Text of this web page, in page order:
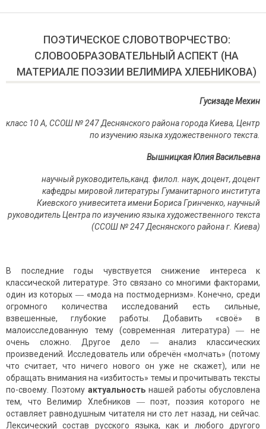
ПОЭТИЧЕСКОЕ СЛОВОТВОРЧЕСТВО:
СЛОВООБРАЗОВАТЕЛЬНЫЙ АСПЕКТ (НА
МАТЕРИАЛЕ ПОЭЗИИ ВЕЛИМИРА ХЛЕБНИКОВА)
Гусизаде Мехин
класс 10 А, ССОШ № 247 Деснянского района города Киева, Центр
по изучению языка художественного текста.
Вышницкая Юлия Васильевна
научный руководитель,канд. филол. наук, доцент, доцент
кафедры мировой литературы Гуманитарного института
Киевского унивеситета имени Бориса Гринченко, научный
руководитель Центра по изучению языка художественного текста
(ССОШ № 247 Деснянского района г. Киева)
В последние годы чувствуется снижение интереса к
классической литературе. Это связано со многими факторами,
один из которых ― «мода на постмодернизм». Конечно, среди
огромного количества исследований есть сильные,
взвешенные, глубокие работы. Добавить «своё» в
малоисследованную тему (современная литература) ― не
очень сложно. Другое дело ― анализ классических
произведений. Исследователь или обречён «молчать» (потому
что считает, что ничего нового он уже не скажет), или не
обращать внимания на «избитость» темы и прочитывать тексты
по-своему. Поэтому актуальность нашей работы обусловлена
тем, что Велимир Хлебников ― поэт, поэзия которого не
оставляет равнодушным читателя ни сто лет назад, ни сейчас.
Лексический состав русского языка, как и любого другого